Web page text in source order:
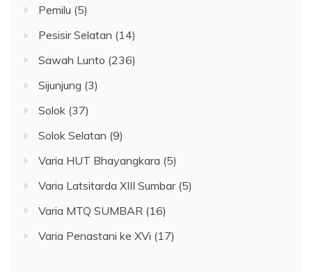
Pemilu (5)
Pesisir Selatan (14)
Sawah Lunto (236)
Sijunjung (3)
Solok (37)
Solok Selatan (9)
Varia HUT Bhayangkara (5)
Varia Latsitarda XIII Sumbar(5)
Varia MTQ SUMBAR (16)
Varia Penastani ke XVi (17)